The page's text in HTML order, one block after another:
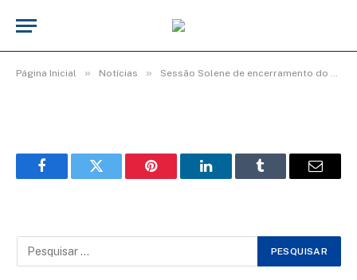
Página Inicial » Notícias » Sessão Solene de encerramento do 4º período Legislativo da 19ª Legislatura
Img76_600x400
FacebookTwitter Pinterest LinkedInTumblr Email